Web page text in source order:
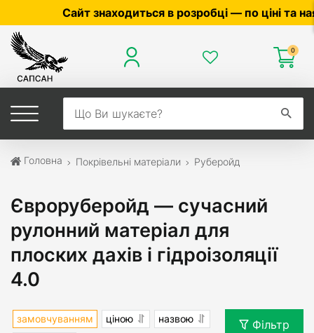
в розробці — по ціні та наявності
0
Головна Покрівельні матеріали Руберойд
Євроруберойд — сучасний
рулонний матеріал для
плоских дахів і гідроізоляції
4.0
замовчуванням ціною
назвою
Фільтр